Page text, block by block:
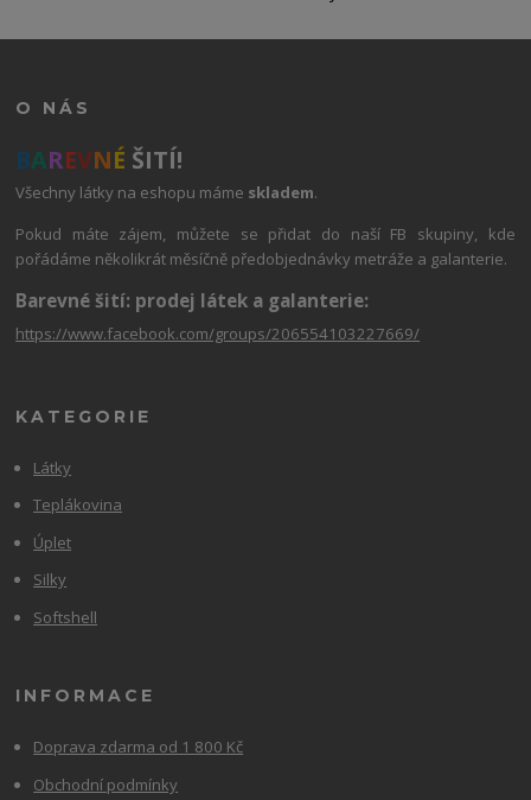
O NÁS
BAREVNÉ ŠITÍ!
Všechny látky na eshopu máme skladem.
Pokud máte zájem, můžete se přidat do naší FB skupiny, kde
pořádáme několikrát měsíčně předobjednávky metráže a galanterie.
Barevné šití: prodej látek a galanterie:
https://www.facebook.com/groups/206554103227669/
KATEGORIE
Látky
Teplákovina
Úplet
Silky
Softshell
INFORMACE
Doprava zdarma od 1 800 Kč
Obchodní podmínky